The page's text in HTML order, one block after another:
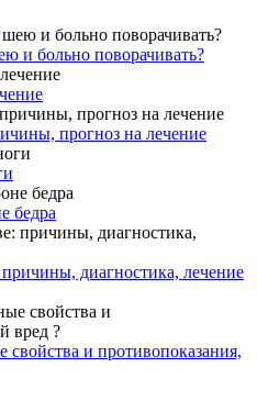
и больно поворачивать?
прогноз на лечение
бедра
диагностика, лечение
и противопоказания,